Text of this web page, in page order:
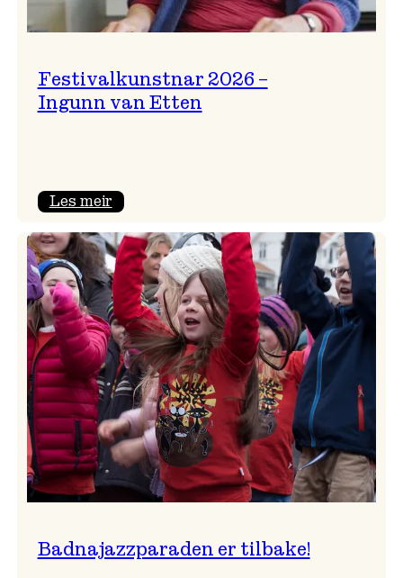
Festivalkunstnar 2026 –
Ingunn van Etten
Les meir:
2026
–
Ingunn van Etten
Badnajazzparaden er tilbake!